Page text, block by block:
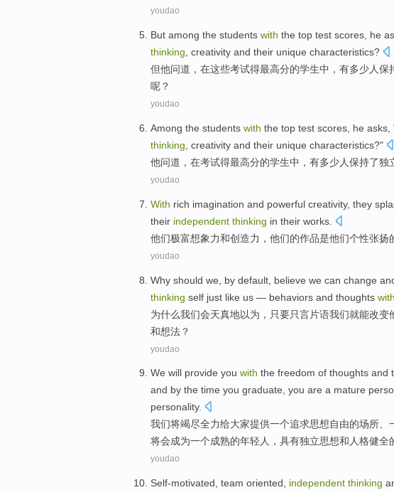
youdao
But among the students with the top test scores he
thinking creativity and their unique characteristics?
但他问道 ，在这些考试得最高分的学生中 ， 有多少人保
呢？
youdao
Among the students with the top test scores he asks
thinking creativity and their unique characteristics?"
他问道 ，在考试得最高分的学生中 ， 有多少人保持了独
youdao
With rich imagination and powerful creativity, they
their independent thinking in their works
他们极富想象力和创造力 ， 他们的作品是他们个性张扬
youdao
Why should we , by default, believe we can change
thinking self just like us — behaviors and thoughts with
为什么我们会天真地以为 ， 只要只言片语我们就能改变
和想法 ？
youdao
We will provide you with the freedom of thoughts and
and by the time you graduate, you are a mature
personality.
我们将竭尽全力给大家提供一个追求思想自由的场所、
将会成为一个成熟的年轻人， 具有独立思想和人格健全
youdao
Self-motivated team oriented, independent thinking